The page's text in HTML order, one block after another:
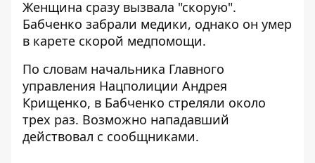
Женщина сразу вызвала "скорую".
Бабченко забрали медики, однако он умер
в карете скорой медпомощи.
По словам начальника Главного
управления Нацполиции Андрея
Крищенко, в Бабченко стреляли около
трех раз. Возможно нападавший
действовал с сообщниками.